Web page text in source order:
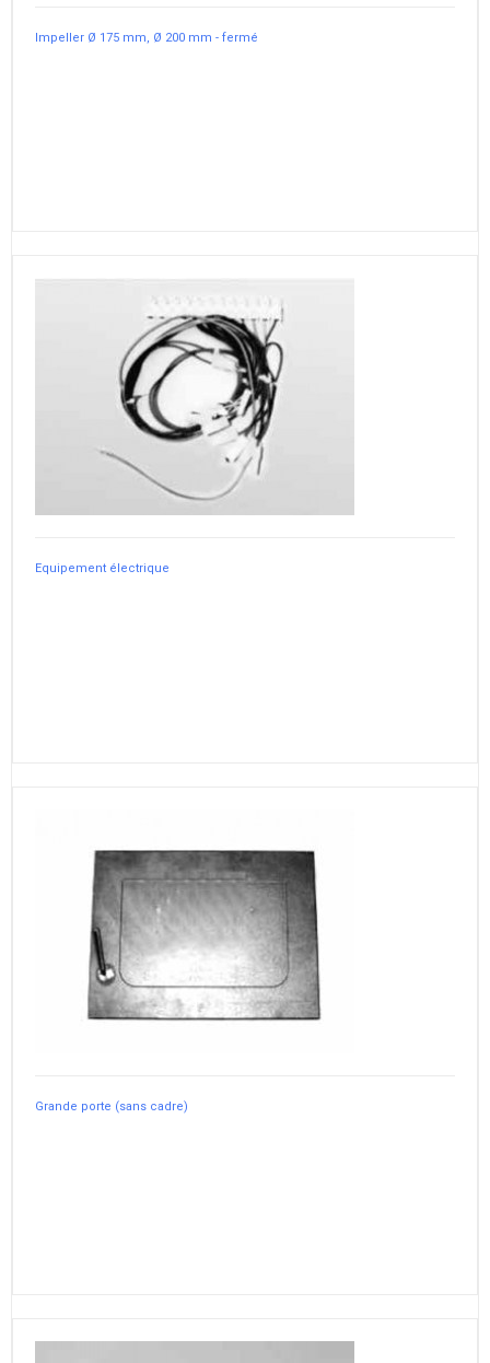
Impeller Ø 175 mm, Ø 200 mm - fermé
Equipement électrique
Grande porte (sans cadre)